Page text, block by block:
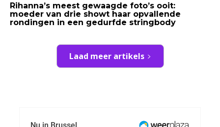
Rihanna’s meest gewaagde foto’s ooit:
moeder van drie showt haar opvallende
rondingen in een gedurfde stringbody
Laad meer artikels